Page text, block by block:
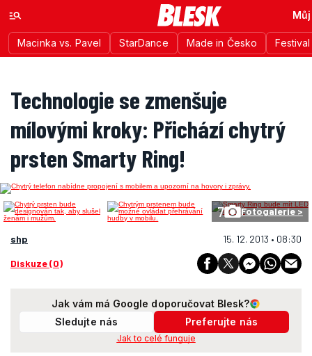
Macinka vs. Pavel StarDance Made in Česko
Technologie se zmenšuje
mílovými kroky: Přichází chytrý
prsten Smarty Ring!
7 Fotogalerie >
shp 15. 12. 2013 • 08:30
Diskuze (0)
Jak vám má Google doporučovat Blesk?
Sledujte nás
Preferujte nás
Jak to celé funguje